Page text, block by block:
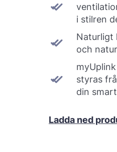
i stilren
Naturligt
och
styras
din
Ladda ned